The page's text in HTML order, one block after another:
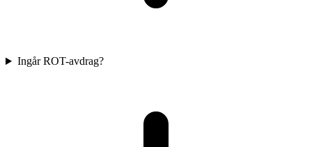
Ingår ROT-avdrag?